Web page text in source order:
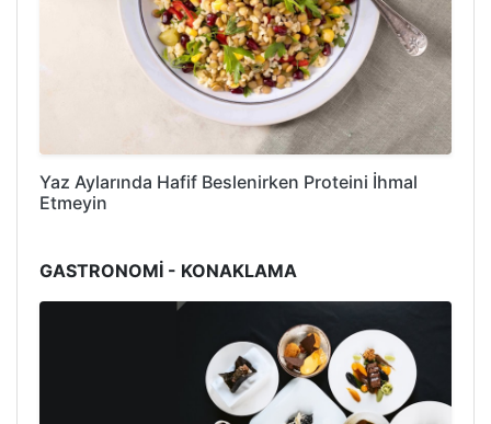
Yaz Aylarında Hafif Beslenirken Proteini İhmal
Etmeyin
GASTRONOMİ - KONAKLAMA